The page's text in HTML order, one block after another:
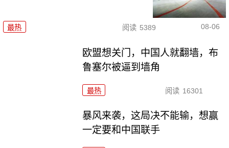
最热 阅读 5389 08-06
欧盟想关门，中国人就翻墙，布
鲁塞尔被逼到墙角
最热 阅读 16301
暴风来袭，这局决不能输，想赢
一定要和中国联手